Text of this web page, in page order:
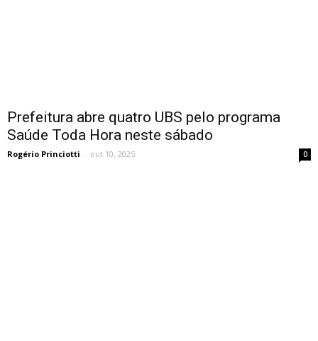
Prefeitura abre quatro UBS pelo programa
Saúde Toda Hora neste sábado
Rogério Princiotti - out 10, 2025 0